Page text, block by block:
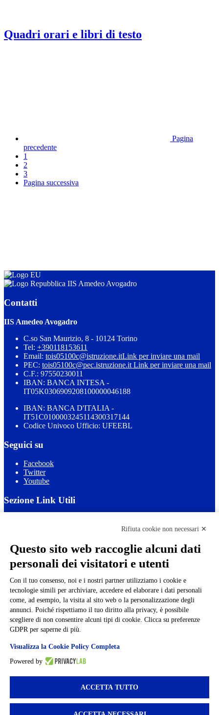
Quadri orari e libri di testo
Pagina
precedente
1
2
3
Pagina successiva
IIS Amedeo Avogadro
Contatti
IIS Amedeo Avogadro
C.so San Maurizio, 8 - 10124 Torino
Tel: +390118153611
Email: tois05100c@istruzione.itLink per inviare una mail
PEC: tois05100c@pec.istruzione.it Link per inviare una mail
C.F.: 97550230011
IBAN: BANCA INTESA -
IT05K0306909208100000046188
IBAN: BANCA D'ITALIA -
IT51C0100003245114300317144
Codice Univoco Ufficio: UFEEBL
Seguici su
Facebook
Twitter
Youtube
Sezione Link Utili
Ufficio Relazioni con il Pubblico
Dichiarazione di accessibilità
Obiettivi di accessibilità
Gestione consensi cookie
Amministrazione trasparente
Pagina visualizzata
73709 volte
Sezione Copyright
Copyright 2026 | Engineered and powered by Gruppo Spaggiari
Parma S.p.A. | Divisione Publishing & New Social Media
Rifiuta cookie non necessari ✕
Questo sito web raccoglie alcuni dati
personali dei visitatori e utenti
Con il tuo consenso, noi e i nostri partner utilizziamo i cookie e
tecnologie simili per archiviare, accedere ed elaborare i dati personali
come, ad esempio, la visita al sito web o la personalizzazione degli
annunci. Poiché rispettiamo il tuo diritto alla privacy, è possibile
scegliere di non consentire alcuni tipi di cookie. Clicca su preferenze
GDPR per saperne di più.
Visualizza la Cookie Policy Completa
Powered by
ACCETTA TUTTO